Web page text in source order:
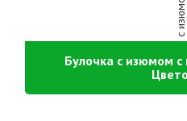
Булочка с изюмом